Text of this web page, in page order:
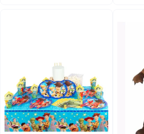
للحضانة بمقاسات الأطفال